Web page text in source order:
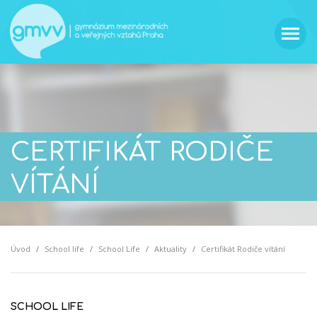
CERTIFIKÁT RODIČE
VÍTÁNÍ
Úvod School life School Life Aktuality Certifikát Rodiče vítání
SCHOOL LIFE